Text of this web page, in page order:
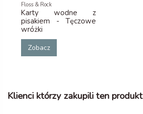
Floss & Rock
Karty wodne z
pisakiem - Tęczowe
wróżki
Zobacz
Klienci którzy zakupili ten